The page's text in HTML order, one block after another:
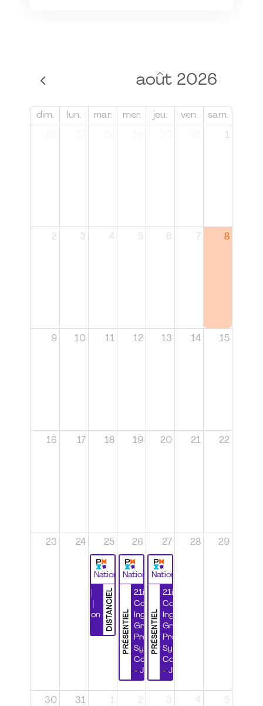
août 2026
dim. lun. mar. mer. jeu. ven. sam.
1
2 3 4 5 6 7 8
9 10 11 12 13 14 15
16 17 18 19 20 21 22
23 24 25
National
DISTANCIEL
Certification
26
National
PRÉSENTIEL
21ième
Congrès
Ingénierie
Grands
Projets et
Systèmes
Complexes
- Jour 1
27
National
PRÉSENTIEL
21ième
Congrès
Ingénierie
Grands
Projets et
Systèmes
Complexes
- Jour 2
28 29
30 31 1 2 3 4 5